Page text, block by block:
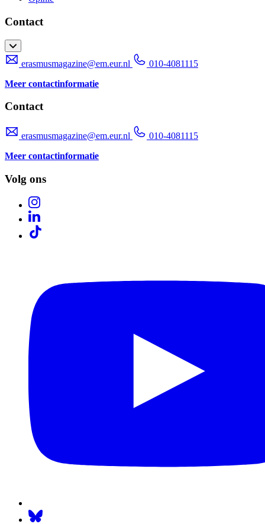
Contact
erasmusmagazine@em.eur.nl
010-4081115
Meer contactinformatie
Contact
erasmusmagazine@em.eur.nl
010-4081115
Meer contactinformatie
Volg ons